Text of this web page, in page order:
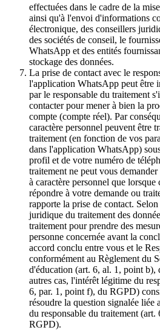
effectuées dans le cadre de la
ainsi qu'à l'envoi d'informations
électronique, des conseillers
des sociétés de conseil, le
WhatsApp et des entités
stockage des données.
La prise de contact avec le
l'application WhatsApp peut être
par le responsable du traitement
contacter pour mener à bien la
compte (compte réel). Par
caractère personnel peuvent être
traitement (en fonction de vos
dans l'application WhatsApp)
profil et de votre numéro de
traitement ne peut vous
à caractère personnel que lorsque
répondre à votre demande ou
rapporte la prise de contact.
juridique du traitement des
traitement pour prendre des
personne concernée avant la
accord conclu entre vous et le
conformément au Règlement du
d'éducation (art. 6, al. 1, point b),
autres cas, l'intérêt légitime du
6, par. 1, point f), du RGPD)
résoudre la question signalée liée
du responsable du traitement
RGPD).